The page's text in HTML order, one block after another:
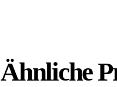
Ähnliche